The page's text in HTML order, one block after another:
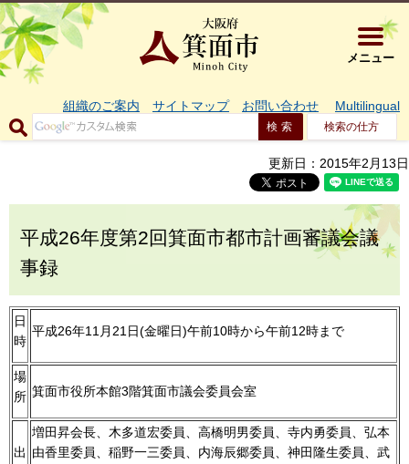
大阪府箕
メニュー
組織のご案内 サイトマップ お問い合わせ Multilingual
検索の仕方
更新日：2015年2月13日
平成26年度第2回箕面市都市計画審議会議
事録
日
時
平成26年11月21日(金曜日)午前10時から午前12時まで
場
所 箕面市役所本館3階箕面市議会委員会室
出
増田昇会長、木多道宏委員、高橋明男委員、寺内勇委員、弘本
由香里委員、稲野一三委員、内海辰郷委員、神田隆生委員、武